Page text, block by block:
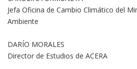
Jefa Oficina de Cambio Climático del
Ambiente
DARÍO MORALES
Director de Estudios de ACERA